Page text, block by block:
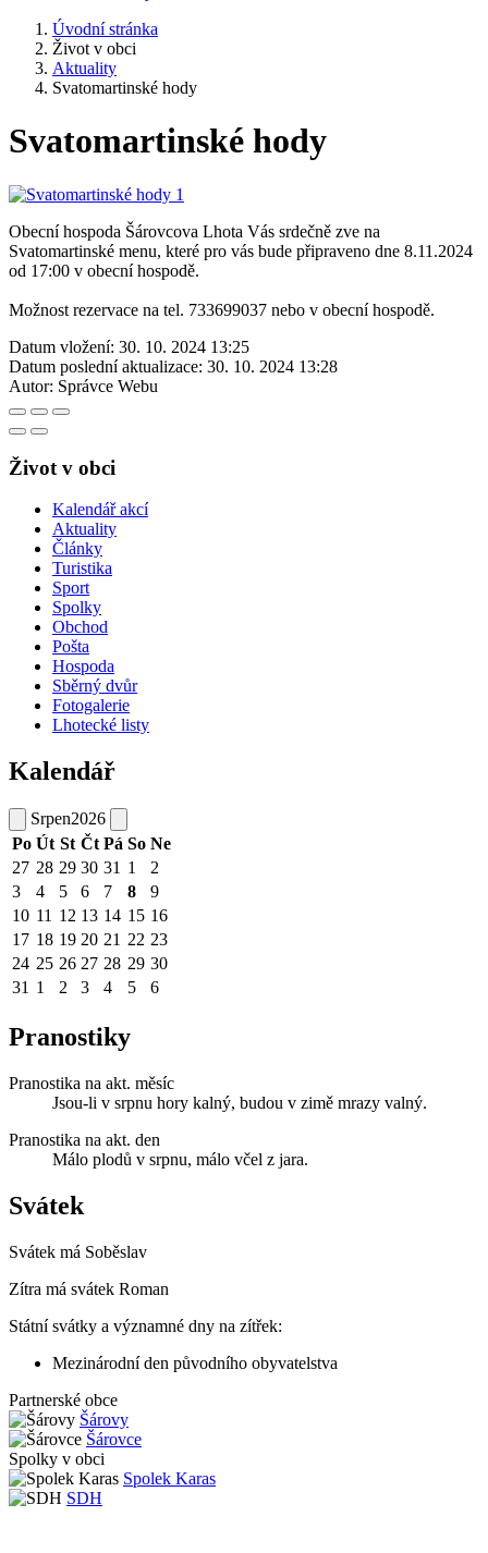
Úvodní stránka
Život v obci
Aktuality
Svatomartinské hody
Svatomartinské hody
Obecní hospoda Šárovcova Lhota Vás srdečně zve na
Svatomartinské menu, které pro vás bude připraveno dne 8.11.2024
od 17:00 v obecní hospodě.
Možnost rezervace na tel. 733699037 nebo v obecní hospodě.
Datum vložení: 30. 10. 2024 13:25
Datum poslední aktualizace: 30. 10. 2024 13:28
Autor: Správce Webu
Život v obci
Kalendář akcí
Aktuality
Články
Turistika
Sport
Spolky
Obchod
Pošta
Hospoda
Sběrný dvůr
Fotogalerie
Lhotecké listy
Kalendář
Srpen2026
Po Út St Čt Pá So Ne
27 28 29 30 31 1
2
3
4 5 6 7 8
9
10 11 12 13 14 15 16
17 18 19 20 21 22 23
24 25 26 27 28 29 30
31 1 2 3 4 5 6
Pranostiky
Pranostika na akt. měsíc
Jsou-li v srpnu hory kalný, budou v zimě mrazy valný.
Pranostika na akt. den
Málo plodů v srpnu, málo včel z jara.
Svátek
Svátek má Soběslav
Zítra má svátek Roman
Státní svátky a významné dny na zítřek:
Mezinárodní den původního obyvatelstva
Partnerské obce
Šárovy
Šárovce
Spolky v obci
Spolek Karas
SDH